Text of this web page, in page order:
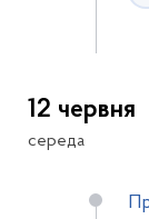
12 червня
середа